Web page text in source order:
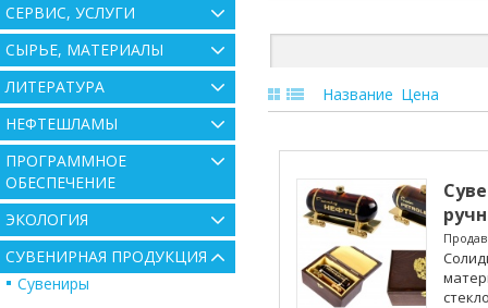
СЕРВИС, УСЛУГИ
СЫРЬЕ, МАТЕРИАЛЫ
ЛИТЕРАТУРА
НЕФТЕШЛАМЫ
ПРОГРАММНОЕ
ОБЕСПЕЧЕНИЕ
ЭКОЛОГИЯ
СУВЕНИРНАЯ ПРОДУКЦИЯ
Сувениры
Название Цена